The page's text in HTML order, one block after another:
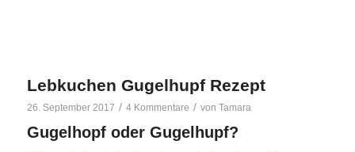
Lebkuchen Gugelhupf Rezept
26. September 2017 / 4 Kommentare / von Tamara
Gugelhopf oder Gugelhupf?